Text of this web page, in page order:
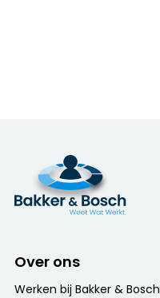
Over ons
Werken bij Bakker & Bosch